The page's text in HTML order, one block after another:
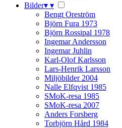
Bilder▾ ▾
Bengt Oreström
Björn Fura 1973
Björn Rossipal 1978
Ingemar Andersson
Ingemar Juhlin
Karl-Olof Karlsson
Lars-Henrik Larsson
Miljöbilder 2004
Nalle Elfqvist 1985
SMoK-resa 1985
SMoK-resa 2007
Anders Forsberg
Torbjörn Hård 1984